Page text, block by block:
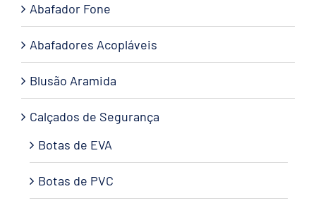
Abafador Fone
Abafadores Acopláveis
Blusão Aramida
Calçados de Segurança
Botas de EVA
Botas de PVC